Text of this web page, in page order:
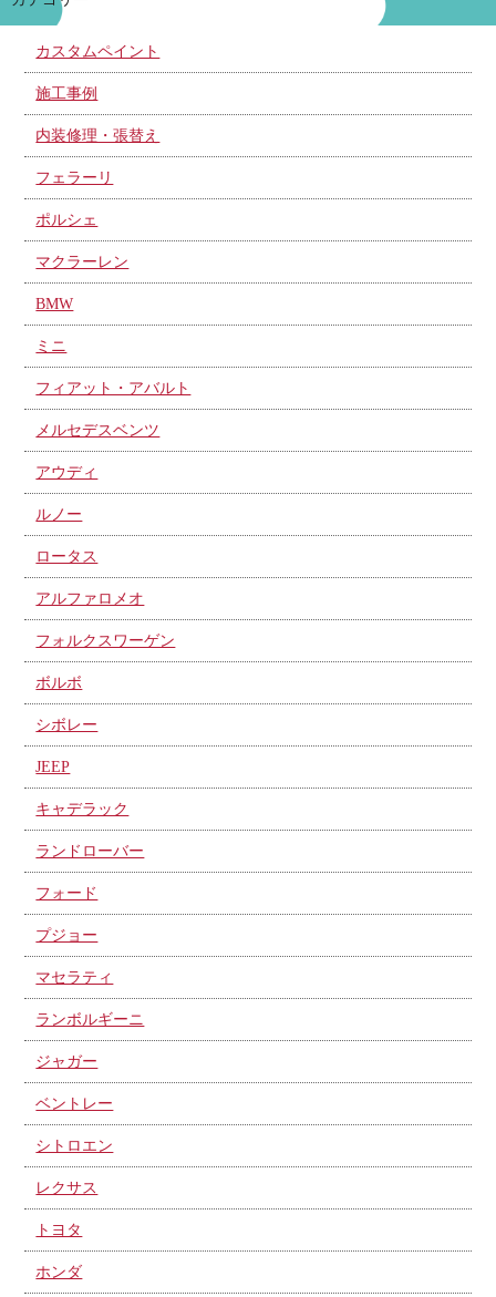
カスタムペイント
施工事例
内装修理・張替え
フェラーリ
ポルシェ
マクラーレン
BMW
ミニ
フィアット・アバルト
メルセデスベンツ
アウディ
ルノー
ロータス
アルファロメオ
フォルクスワーゲン
ボルボ
シボレー
JEEP
キャデラック
ランドローバー
フォード
プジョー
マセラティ
ランボルギーニ
ジャガー
ベントレー
シトロエン
レクサス
トヨタ
ホンダ